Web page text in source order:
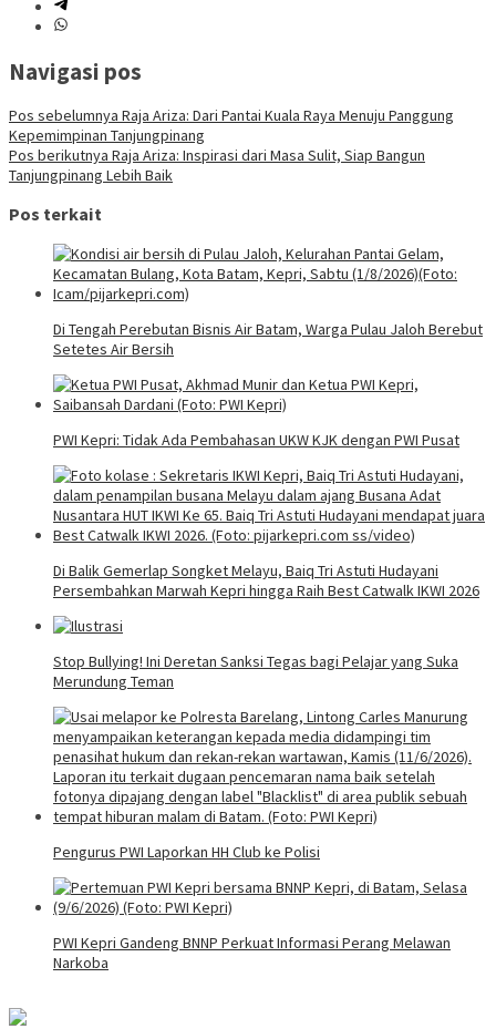
Navigasi pos
Pos sebelumnya Raja Ariza: Dari Pantai Kuala Raya Menuju Panggung
Kepemimpinan Tanjungpinang
Pos berikutnya Raja Ariza: Inspirasi dari Masa Sulit, Siap Bangun
Tanjungpinang Lebih Baik
Pos terkait
Di Tengah Perebutan Bisnis Air Batam, Warga Pulau Jaloh Berebut
Setetes Air Bersih
PWI Kepri: Tidak Ada Pembahasan UKW KJK dengan PWI Pusat
Di Balik Gemerlap Songket Melayu, Baiq Tri Astuti Hudayani
Persembahkan Marwah Kepri hingga Raih Best Catwalk IKWI 2026
Stop Bullying! Ini Deretan Sanksi Tegas bagi Pelajar yang Suka
Merundung Teman
Pengurus PWI Laporkan HH Club ke Polisi
PWI Kepri Gandeng BNNP Perkuat Informasi Perang Melawan
Narkoba